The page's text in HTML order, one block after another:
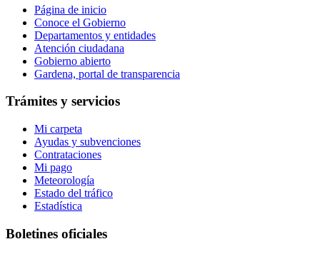
Página de inicio
Conoce el Gobierno
Departamentos y entidades
Atención ciudadana
Gobierno abierto
Gardena, portal de transparencia
Trámites y servicios
Mi carpeta
Ayudas y subvenciones
Contrataciones
Mi pago
Meteorología
Estado del tráfico
Estadística
Boletines oficiales